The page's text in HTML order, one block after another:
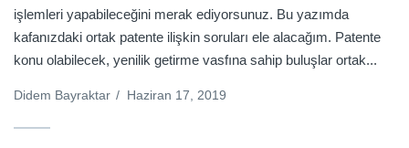
işlemleri yapabileceğini merak ediyorsunuz. Bu yazımda
kafanızdaki ortak patente ilişkin soruları ele alacağım. Patente
konu olabilecek, yenilik getirme vasfına sahip buluşlar ortak...
Didem Bayraktar / Haziran 17, 2019